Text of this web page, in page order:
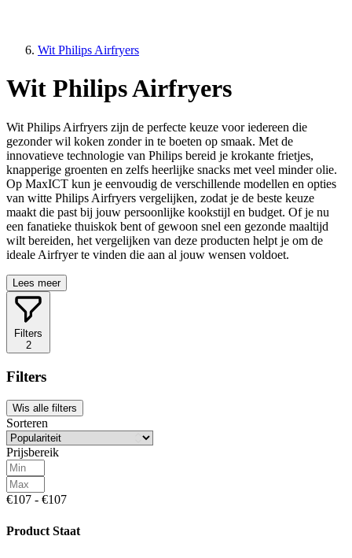
Wit Philips Airfryers
Wit Philips Airfryers
Wit Philips Airfryers zijn de perfecte keuze voor iedereen die
gezonder wil koken zonder in te boeten op smaak. Met de
innovatieve technologie van Philips bereid je krokante frietjes,
knapperige groenten en zelfs heerlijke snacks met veel minder olie.
Op MaxICT kun je eenvoudig de verschillende modellen en opties
van witte Philips Airfryers vergelijken, zodat je de beste keuze
maakt die past bij jouw persoonlijke kookstijl en budget. Of je nu
een fanatieke thuiskok bent of gewoon snel een gezonde maaltijd
wilt bereiden, het vergelijken van deze producten helpt je om de
ideale Airfryer te vinden die aan al jouw wensen voldoet.
Lees meer
Filters
2
Filters
Wis alle filters
Sorteren
Prijsbereik
€107 - €107
Product Staat